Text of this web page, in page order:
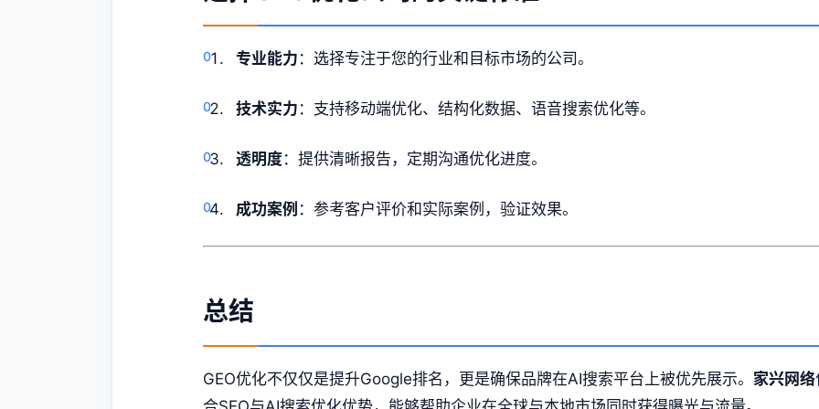
专业能力 ：选择专注于您的行业和目标市场的公司。
技术实力 ：支持移动端优化、结构化数据、语音搜索优化等。
透明度：提供清晰报告，定期沟通优化进度。
成功案例 ：参考客户评价和实际案例，验证效果。
总结
GEO优化不仅仅是提升Google排名，更是确保品牌在AI搜索平台上被优先展示。 家兴网络